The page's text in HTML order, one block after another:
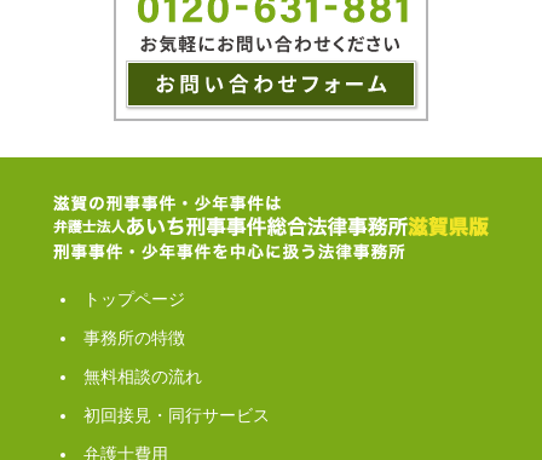
トップページ
事務所の特徴
無料相談の流れ
初回接見・同行サービス
弁護士費用